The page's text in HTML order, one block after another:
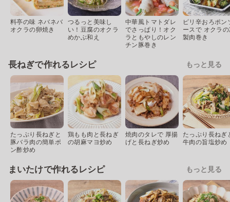
料亭の味 ネバネバ
オクラの卵焼き
つるっと美味し
い！豆腐のオクラ
めかぶ和え
中華風トマトダレ
でさっぱり！オク
ラともやしのレン
チン豚巻き
ピリ辛おろポン
ースで オクラ
製肉巻き
長ねぎで作れるレシピ もっと見る
たっぷり長ねぎと
豚バラ肉の簡単ポ
ン酢炒め
鶏もも肉と長ねぎ
の胡麻マヨ炒め
焼肉のタレで 厚揚
げと長ねぎ炒め
たっぷり長ねぎ
牛肉の旨塩炒め
まいたけで作れるレシピ もっと見る